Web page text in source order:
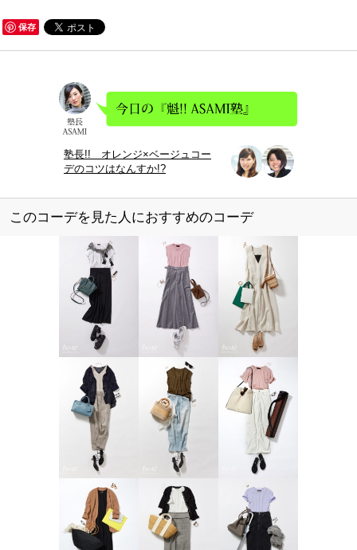
保存
塾長!! オレンジ×ベージュコー
デのコツはなんすか!?
このコーデを見た人におすすめのコーデ